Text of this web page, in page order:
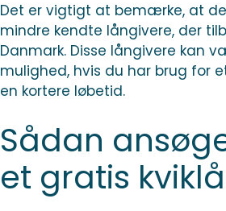
Det er vigtigt at bemærke, at
mindre kendte långivere, der
Danmark. Disse långivere kan
mulighed, hvis du har brug for
en kortere løbetid.
Sådan
et gratis